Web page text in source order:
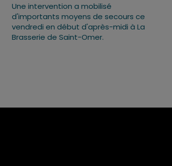
Une intervention a mobilisé
d'importants moyens de secours ce
vendredi en début d'après-midi à La
Brasserie de Saint-Omer.